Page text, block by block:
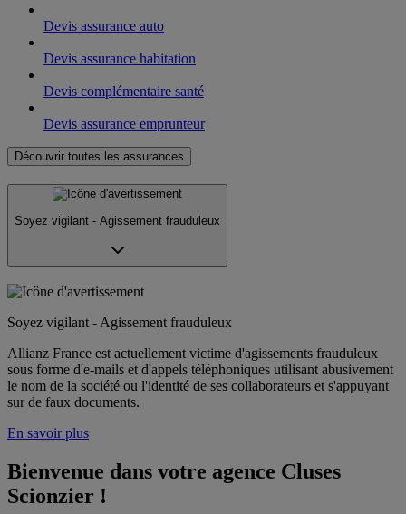
Devis assurance auto
Devis assurance habitation
Devis complémentaire santé
Devis assurance emprunteur
Découvrir toutes les assurances
Soyez vigilant - Agissement frauduleux
Soyez vigilant - Agissement frauduleux
Allianz France est actuellement victime d'agissements frauduleux
sous forme d'e-mails et d'appels téléphoniques utilisant abusivement
le nom de la société ou l'identité de ses collaborateurs et s'appuyant
sur de faux documents.
En savoir plus
Bienvenue dans votre agence Cluses
Scionzier !